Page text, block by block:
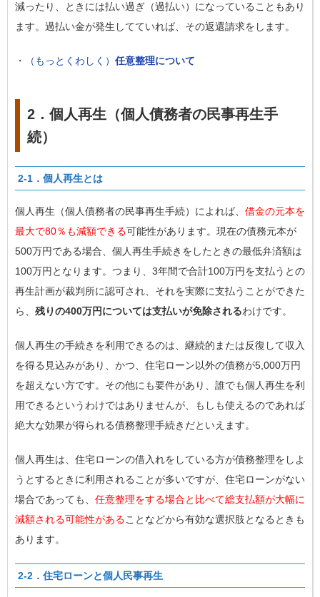
減ったり、ときには払い過ぎ（過払い）になっていることもあり
ます。過払い金が発生してていれば、その返還請求をします。
・ （もっとくわしく） 任意整理について
2．個人再生（個人債務者の民事再生手
続）
2-1．個人再生とは
個人再生（個人債務者の民事再生手続）によれば、 借金の元本を
最大で80％も減額できる可能性があります。現在の債務元本が
500万円である場合、個人再生手続きをしたときの最低弁済額は
100万円となります。つまり、3年間で合計100万円を支払うとの
再生計画が裁判所に認可され、それを実際に支払うことができた
ら、 残りの400万円については支払いが免除されるわけです。
個人再生の手続きを利用できるのは、継続的または反復して収入
を得る見込みがあり、かつ、住宅ローン以外の債務が5,000万円
を超えない方です。その他にも要件があり、誰でも個人再生を利
用できるというわけではありませんが、もしも使えるのであれば
絶大な効果が得られる債務整理手続きだといえます。
個人再生は、住宅ローンの借入れをしている方が債務整理をしよ
うとするときに利用されることが多いですが、住宅ローンがない
場合であっても、 任意整理をする場合と比べて総支払額が大幅に
減額される可能性があることなどから有効な選択肢となるときも
あります。
2-2．住宅ローンと個人民事再生